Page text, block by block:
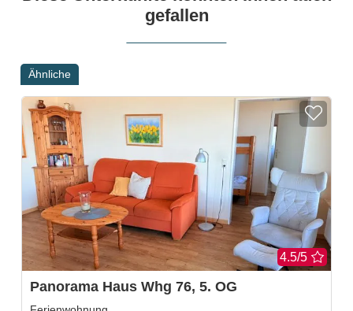
gefallen
Ähnliche
4.5/5
Panorama Haus Whg 76, 5. OG